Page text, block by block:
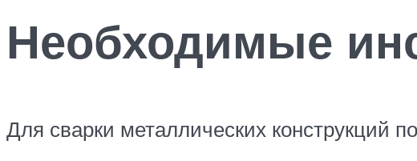
Необходимые
Для сварки металлических конструкций